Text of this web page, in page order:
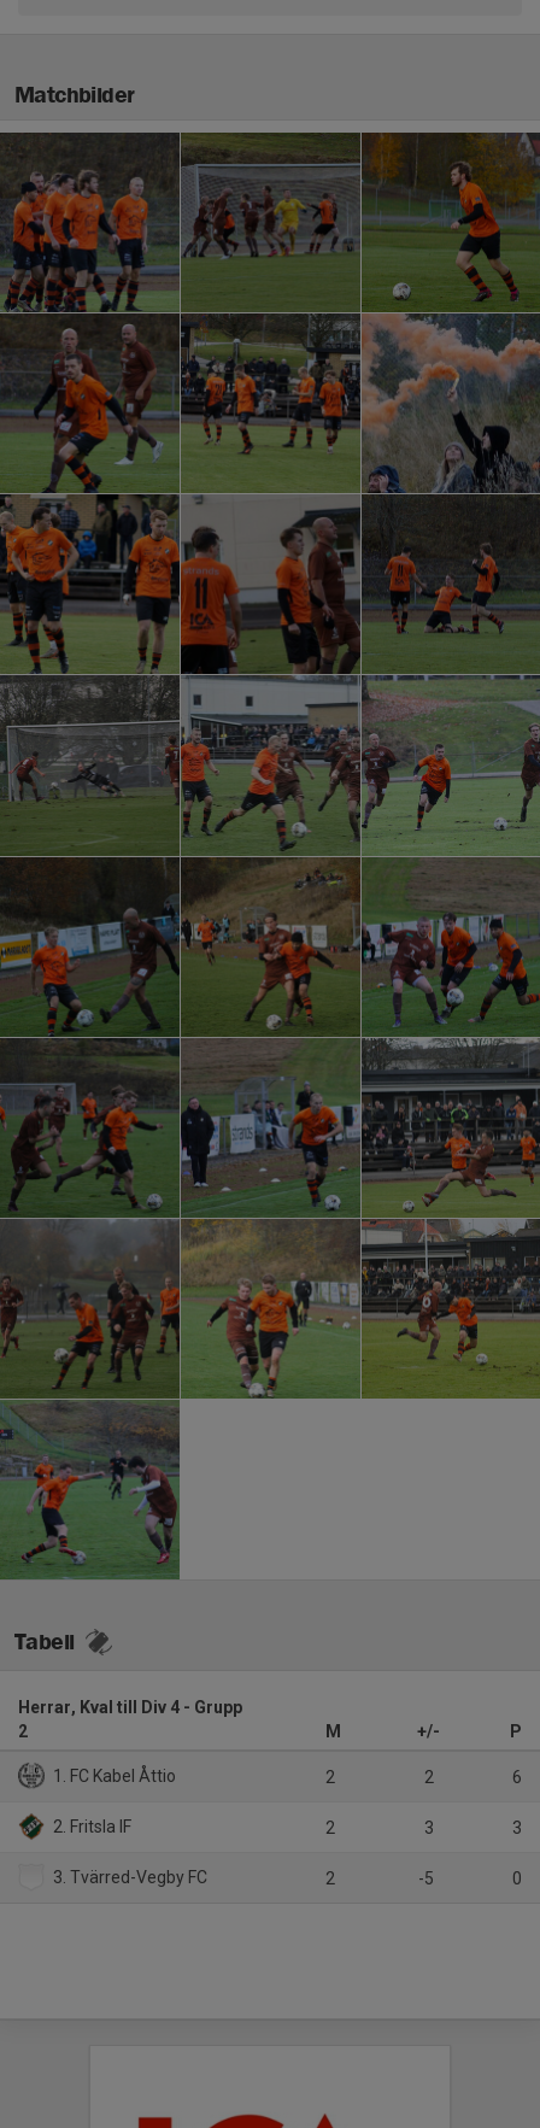
Matchbilder
Tabell
Herrar, Kval till Div 4 - Grupp
2
M +/- P
1. FC Kabel Åttio 2 2 6
2. Fritsla IF 2 3 3
3. Tvärred-Vegby FC 2 -5 0